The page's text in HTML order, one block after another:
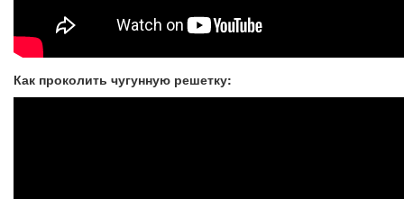
Как проколить чугунную решетку: